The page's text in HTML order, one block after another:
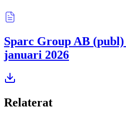
Sparc Group AB
januari 2026
Relaterat